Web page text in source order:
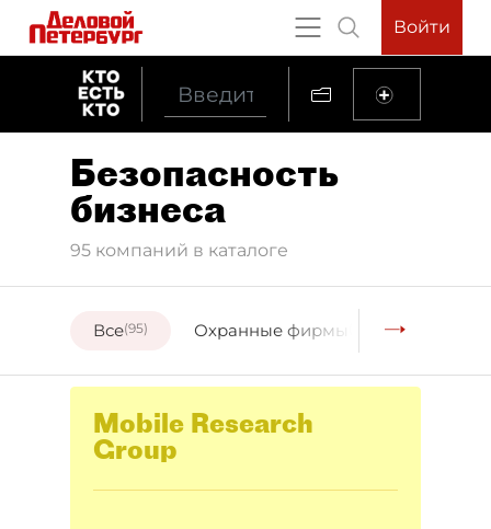
Войти
Безопасность
бизнеса
95 компаний в каталоге
Все(95) Охранные фирмы
Mobile Research
Group